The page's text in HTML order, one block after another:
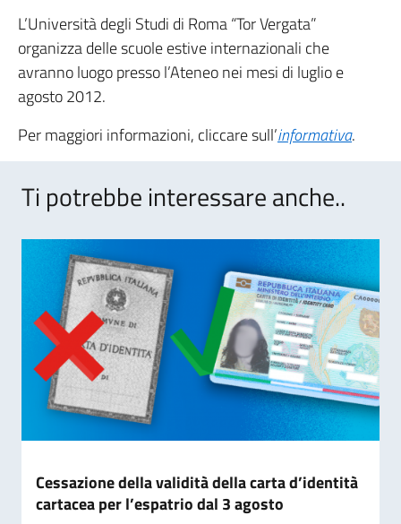
L’Università degli Studi di Roma “Tor Vergata”
organizza delle scuole estive internazionali che
avranno luogo presso l’Ateneo nei mesi di luglio e
agosto 2012.
Per maggiori informazioni, cliccare sull’informativa.
Ti potrebbe interessare anche..
Cessazione della validità della carta d’identità
cartacea per l’espatrio dal 3 agosto